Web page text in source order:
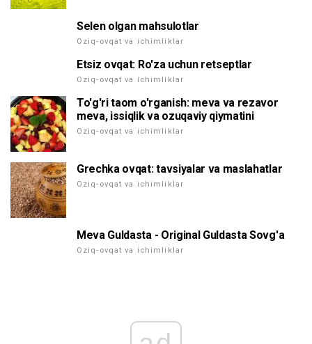
Selen olgan mahsulotlar
Oziq-ovqat va ichimliklar
Etsiz ovqat: Ro'za uchun retseptlar
Oziq-ovqat va ichimliklar
To'g'ri taom o'rganish: meva va rezavor
meva, issiqlik va ozuqaviy qiymatini
Oziq-ovqat va ichimliklar
Grechka ovqat: tavsiyalar va maslahatlar
Oziq-ovqat va ichimliklar
Meva Guldasta - Original Guldasta Sovg'a
Oziq-ovqat va ichimliklar